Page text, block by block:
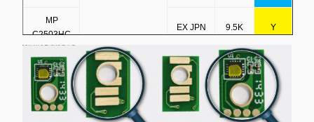
การรับประกัน
นําบนBOX
รายละเอียดการบรรจุ:
กล่อง
ขนาดกล่อง:
น้ําหนักรวม:
สําหรับ Ricoh MP
C2003SP/2503SP
MP
C2503HC
EX JPN 9.5K Y
MP
C2503HC
EX JPN 9.5K M
MP
C2503LC
EX JPN 3K C